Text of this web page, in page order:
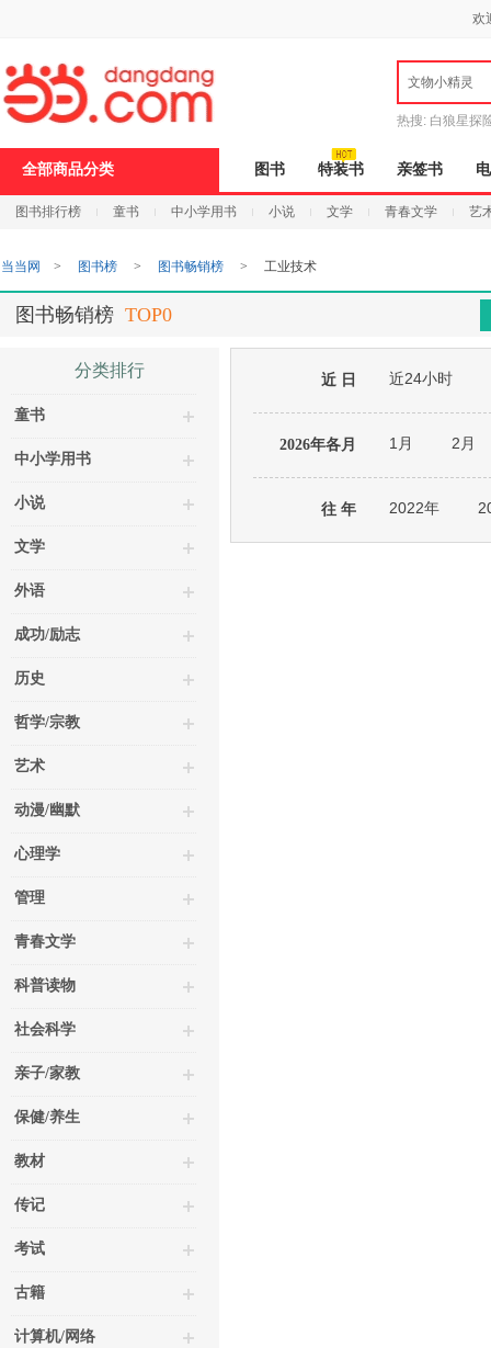
打
开
无
障
页
加
欢
文物小精灵
热搜: 白狼星探
全部商品分类 图书 特装书 亲签书
图书排行榜 童书 中小学用书 小说 文学 青春文学 艺
当当网 > 图书榜 > 图书畅销榜 > 工业技术
图书畅销榜 TOP0
分类排行
童书
中小学用书
小说
文学
外语
成功/励志
历史
哲学/宗教
艺术
动漫/幽默
心理学
管理
青春文学
科普读物
社会科学
亲子/家教
保健/养生
教材
传记
考试
古籍
计算机/网络
近 日 近24小时
2026年各月 1月 2月
往 年 2022年